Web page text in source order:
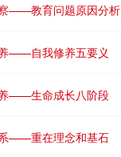
——教育问题原因分析
——自我修养五要义
——生命成长八阶段
——重在理念和基石